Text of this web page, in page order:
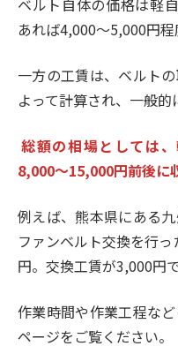
ベルト自体の価格は軽
あれば4,000〜5,000円程
一方の工賃は、ベルト
よって計算され、一般的
総額の相場としては
8,000〜15,000円前後に
例えば、熊本県にある
ファンベルト交換を行
円。交換工賃が3,000円
作業時間や作業工程な
ページをご覧ください。